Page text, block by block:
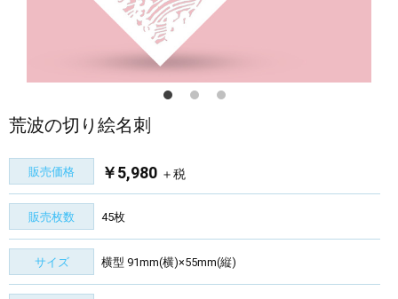
荒波の切り絵名刺
販売価格 ￥5,980 ＋税
販売枚数 45枚
サイズ 横型 91mm(横)×55mm(縦)